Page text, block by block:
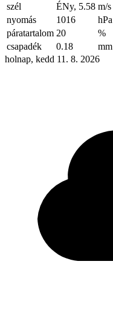
szél
ÉNy, 5.58 m/s
nyomás
1016
hPa
páratartalom 20
%
csapadék
0.18
mm
holnap, kedd 11. 8. 2026